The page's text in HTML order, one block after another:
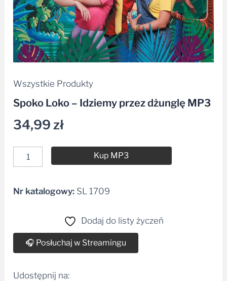
Wszystkie Produkty
Spoko Loko – Idziemy przez dżunglę MP3
34,99zł
Kup MP3
Alternative:
Nr katalogowy: SL 1709
Dodaj do listy życzeń
🎧 Posłuchaj w Streamingu
Udostępnij na: